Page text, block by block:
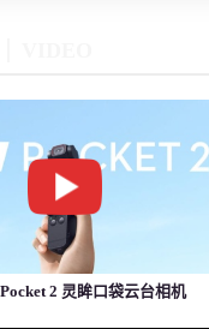
2 灵眸口袋云台相机